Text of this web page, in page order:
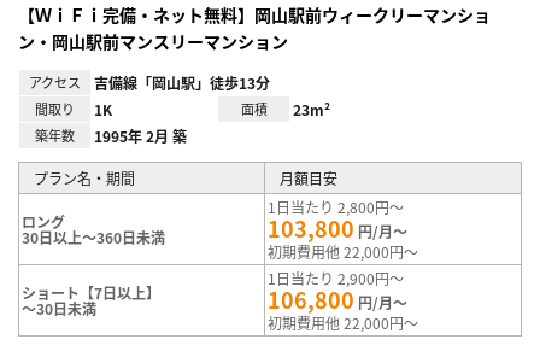
【ＷｉＦｉ完備・ネット無料】岡山駅前ウィークリーマンショ
ン・岡山駅前マンスリーマンション
アクセス 吉備線「岡山駅」徒歩13分
間取り 1K 面積 23m²
築年数 1995年 2月 築
プラン名・期間 月額目安
ロング
30日以上～360日未満
1日当たり 2,800円～
103,800 円/月～
初期費用他 22,000円～
ショート【7日以上】
～30日未満
1日当たり 2,900円～
106,800 円/月～
初期費用他 22,000円～